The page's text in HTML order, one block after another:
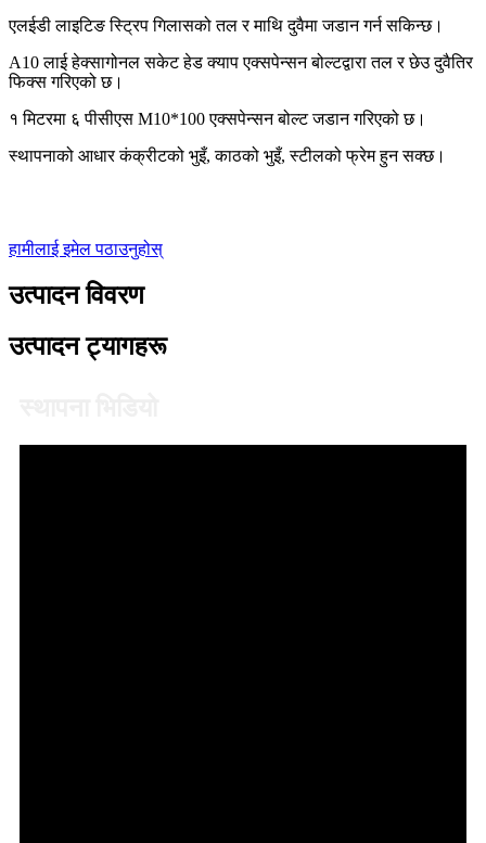
एलईडी लाइटिङ स्ट्रिप गिलासको तल र माथि दुवैमा जडान गर्न सकिन्छ।
A10 लाई हेक्सागोनल सकेट हेड क्याप एक्सपेन्सन बोल्टद्वारा तल र छेउ दुवैतिर
फिक्स गरिएको छ।
१ मिटरमा ६ पीसीएस M10*100 एक्सपेन्सन बोल्ट जडान गरिएको छ।
स्थापनाको आधार कंक्रीटको भुइँ, काठको भुइँ, स्टीलको फ्रेम हुन सक्छ।
हामीलाई इमेल पठाउनुहोस्
उत्पादन विवरण
उत्पादन ट्यागहरू